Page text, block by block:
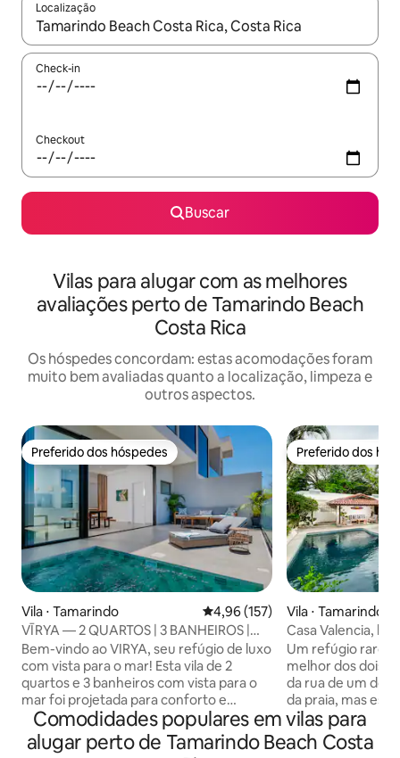
Localização
Quando os resultados estiverem disponíveis, explore-os
Check-in
Checkout
Buscar
Vilas para alugar com as melhores
avaliações perto de Tamarindo Beach
Costa Rica
Os hóspedes concordam: estas acomodações foram
muito bem avaliadas quanto a localização, limpeza e
outros aspectos.
Preferido dos hóspedes
Preferido dos hóspedes
Vila ⋅ Tamarindo 4,96 de uma avaliação média de
4,96 (157)
VĪRYA — 2 QUARTOS | 3 BANHEIROS |
Piscina privativa | Vista para o mar
Bem-vindo ao VIRYA, seu refúgio de luxo
com vista para o mar! Esta vila de 2
quartos e 3 banheiros com vista para o
mar foi projetada para conforto e
relaxamento. Localizado a apenas 10
minutos a pé da praia, você terá a
combinação perfeita de relaxamento e
Preferido dos
Preferido dos
Vila ⋅ Tamarindo
Casa Valencia,
passos da praia
Um refúgio raro
melhor dos dois
da rua de um dos
da praia, mas
tropicais
rancho coberto.
surfando,
Comodidades populares em vilas para
alugar perto de Tamarindo Beach Costa